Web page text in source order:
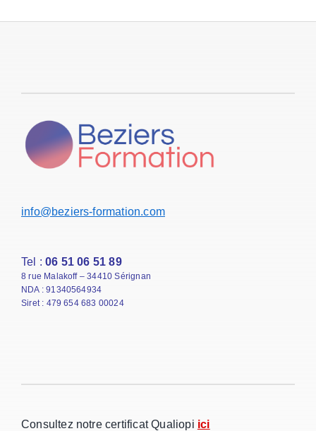
info@beziers-formation.com
Tel :06 51 06 51 89
8 rue Malakoff – 34410 Sérignan
NDA : 91340564934
Siret : 479 654 683 00024
Consultez notre certificat Qualiopi ici